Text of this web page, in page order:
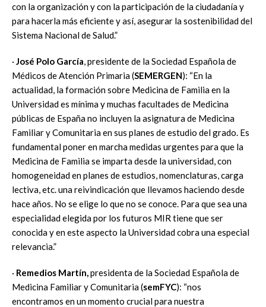
con la organización y con la participación de la ciudadanía y
para hacerla más eficiente y así, asegurar la sostenibilidad del
Sistema Nacional de Salud.”
· José Polo García, presidente de la Sociedad Española de
Médicos de Atención Primaria (SEMERGEN): “En la
actualidad, la formación sobre Medicina de Familia en la
Universidad es mínima y muchas facultades de Medicina
públicas de España no incluyen la asignatura de Medicina
Familiar y Comunitaria en sus planes de estudio del grado. Es
fundamental poner en marcha medidas urgentes para que la
Medicina de Familia se imparta desde la universidad, con
homogeneidad en planes de estudios, nomenclaturas, carga
lectiva, etc. una reivindicación que llevamos haciendo desde
hace años. No se elige lo que no se conoce. Para que sea una
especialidad elegida por los futuros MIR tiene que ser
conocida y en este aspecto la Universidad cobra una especial
relevancia.”
· Remedios Martín,presidenta de la Sociedad Española de
Medicina Familiar y Comunitaria (semFYC): “nos
encontramos en un momento crucial para nuestra